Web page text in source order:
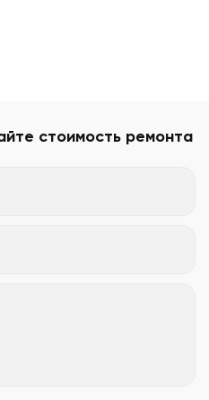
стоимость ремонта